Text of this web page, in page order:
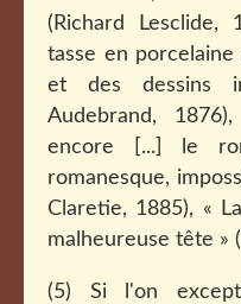
(Richard Lesclide,
tasse en
et des dessins
Audebrand,
encore [...] le
romanesque,
Claretie, 1885), «
malheureuse tête »
(5) Si l'on